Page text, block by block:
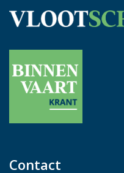
Contact